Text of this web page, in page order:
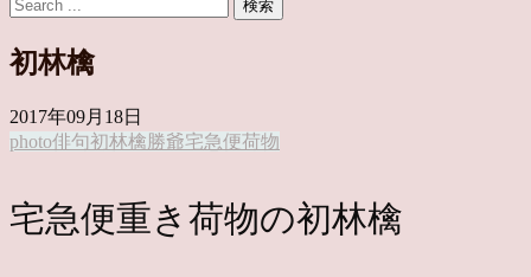
初林檎
2017年09月18日
photo俳句初林檎 勝爺宅急便荷物
宅急便重き荷物の初林檎